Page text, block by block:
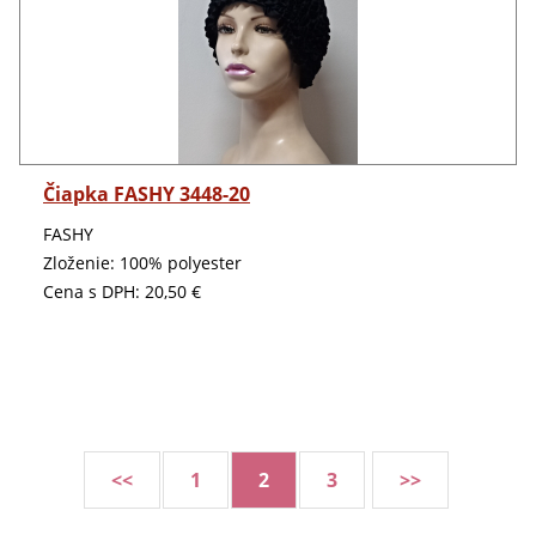
Detail
Čiapka FASHY 3448-20
FASHY
Zloženie: 100% polyester
Cena s DPH: 20,50 €
<< 1 2 3 >>